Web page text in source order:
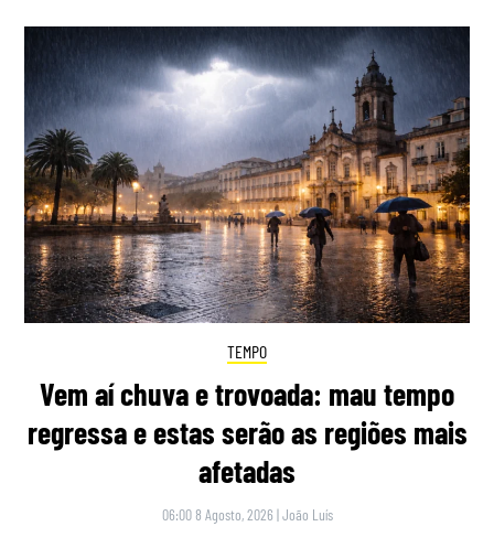
TEMPO
Vem aí chuva e trovoada: mau tempo
regressa e estas serão as regiões mais
afetadas
06:00 8 Agosto, 2026 |João Luís